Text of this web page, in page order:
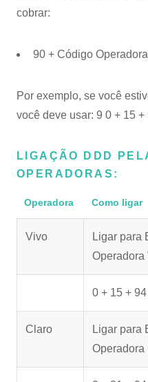
cobrar:
90 + Código
Por exemplo, se você
você deve usar: 9 0 + 15
LIGAÇÃO DDD
OPERADORAS:
Operadora Como ligar
Vivo
Ligar para
Operadora
0 + 15 +
Claro
Ligar para
Operadora